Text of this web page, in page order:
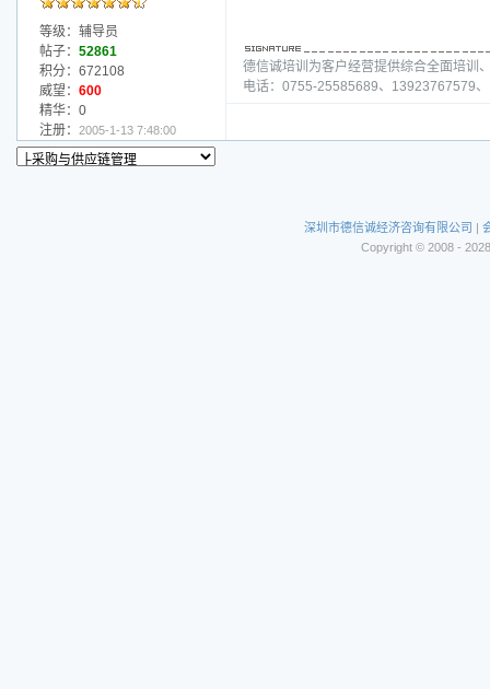
等级：辅导员
帖子： 52861
积分：672108
威望： 600
精华：0
注册： 2005-1-13 7:48:00
德信诚培训为客户经营提供综合全面培训
电话：0755-25585689、13923767579
深圳市德信诚经济咨询有限公司 |
Copyright © 2008 -